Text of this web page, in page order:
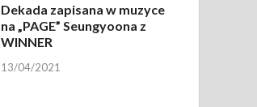
Dekada zapisana w muzyce
na „PAGE” Seungyoona z
WINNER
13/04/2021